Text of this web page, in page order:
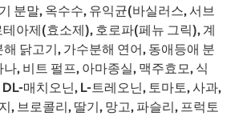
분말, 옥수수, 유익균(바실러스, 서브
아제(효소제), 호로파(페뉴 그릭), 계
해 닭고기, 가수분해 연어, 동애등애 분
나, 비트 펄프, 아마종실, 맥주효모, 식
매치오닌, L-트레오닌, 토마토, 사과,
, 브로콜리, 딸기, 망고, 파슬리, 프럭토